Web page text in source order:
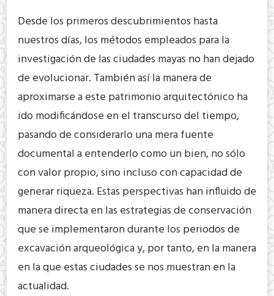
Desde los primeros descubrimientos hasta
nuestros días, los métodos empleados para la
investigación de las ciudades mayas no han dejado
de evolucionar. También así la manera de
aproximarse a este patrimonio arquitectónico ha
ido modificándose en el transcurso del tiempo,
pasando de considerarlo una mera fuente
documental a entenderlo como un bien, no sólo
con valor propio, sino incluso con capacidad de
generar riqueza. Estas perspectivas han influido de
manera directa en las estrategias de conservación
que se implementaron durante los periodos de
excavación arqueológica y, por tanto, en la manera
en la que estas ciudades se nos muestran en la
actualidad.